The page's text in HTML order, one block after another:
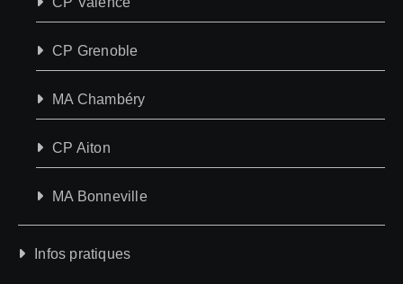
CP Grenoble
MA Chambéry
CP Aiton
MA Bonneville
Infos pratiques